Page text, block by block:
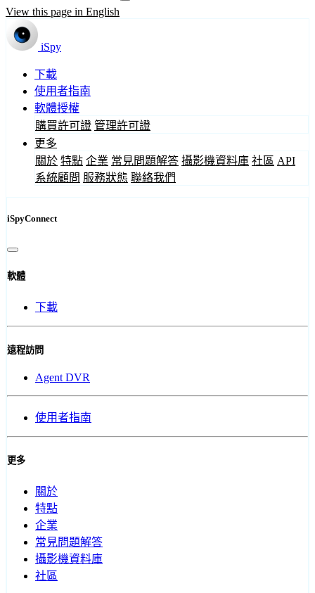
View this page in English
iSpy
下載
使用者指南
軟體授權
購買許可證 管理許可證
更多
關於 特點 企業 常見問題解答 攝影機資料庫 社區 API
系統顧問 服務狀態 聯絡我們
iSpyConnect
軟體
下載
遠程訪問
Agent DVR
使用者指南
更多
關於
特點
企業
常見問題解答
攝影機資料庫
社區